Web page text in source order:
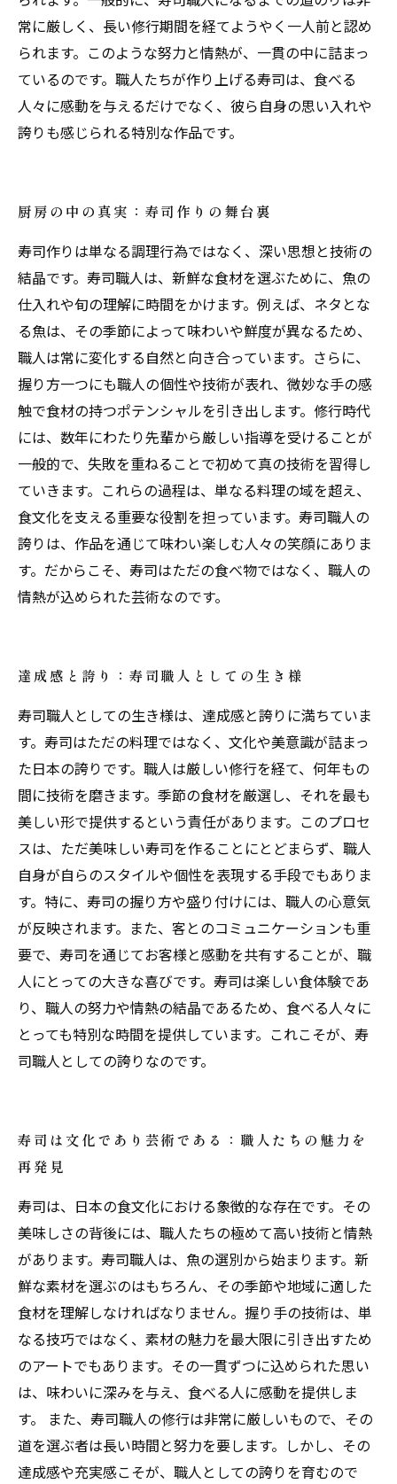
常に厳しく、長い修行期間を経てようやく一人前と認め
られます。このような努力と情熱が、一貫の中に詰まっ
ているのです。職人たちが作り上げる寿司は、食べる
人々に感動を与えるだけでなく、彼ら自身の思い入れや
誇りも感じられる特別な作品です。
厨房の中の真実：寿司作りの舞台裏
寿司作りは単なる調理行為ではなく、深い思想と技術の
結晶です。寿司職人は、新鮮な食材を選ぶために、魚の
仕入れや旬の理解に時間をかけます。例えば、ネタとな
る魚は、その季節によって味わいや鮮度が異なるため、
職人は常に変化する自然と向き合っています。さらに、
握り方一つにも職人の個性や技術が表れ、微妙な手の感
触で食材の持つポテンシャルを引き出します。修行時代
には、数年にわたり先輩から厳しい指導を受けることが
一般的で、失敗を重ねることで初めて真の技術を習得し
ていきます。これらの過程は、単なる料理の域を超え、
食文化を支える重要な役割を担っています。寿司職人の
誇りは、作品を通じて味わい楽しむ人々の笑顔にありま
す。だからこそ、寿司はただの食べ物ではなく、職人の
情熱が込められた芸術なのです。
達成感と誇り：寿司職人としての生き様
寿司職人としての生き様は、達成感と誇りに満ちていま
す。寿司はただの料理ではなく、文化や美意識が詰まっ
た日本の誇りです。職人は厳しい修行を経て、何年もの
間に技術を磨きます。季節の食材を厳選し、それを最も
美しい形で提供するという責任があります。このプロセ
スは、ただ美味しい寿司を作ることにとどまらず、職人
自身が自らのスタイルや個性を表現する手段でもありま
す。特に、寿司の握り方や盛り付けには、職人の心意気
が反映されます。また、客とのコミュニケーションも重
要で、寿司を通じてお客様と感動を共有することが、職
人にとっての大きな喜びです。寿司は楽しい食体験であ
り、職人の努力や情熱の結晶であるため、食べる人々に
とっても特別な時間を提供しています。これこそが、寿
司職人としての誇りなのです。
寿司は文化であり芸術である：職人たちの魅力を
再発見
寿司は、日本の食文化における象徴的な存在です。その
美味しさの背後には、職人たちの極めて高い技術と情熱
があります。寿司職人は、魚の選別から始まります。新
鮮な素材を選ぶのはもちろん、その季節や地域に適した
食材を理解しなければなりません。握り手の技術は、単
なる技巧ではなく、素材の魅力を最大限に引き出すため
のアートでもあります。その一貫ずつに込められた思い
は、味わいに深みを与え、食べる人に感動を提供しま
す。 また、寿司職人の修行は非常に厳しいもので、その
道を選ぶ者は長い時間と努力を要します。しかし、その
達成感や充実感こそが、職人としての誇りを育むので